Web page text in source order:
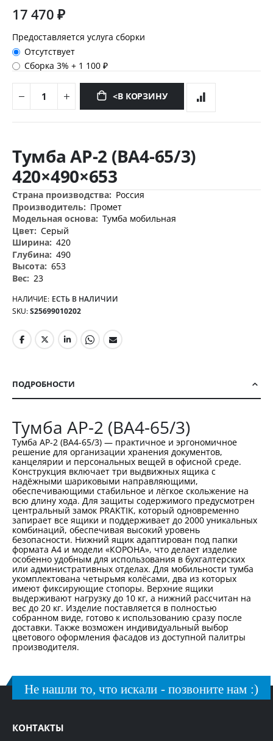
17 470 ₽
Предоставляется услуга сборки
Отсутствует
Сборка 3%+ 1 100 ₽
<В КОРЗИНУ
к
началу
галереи
изображений
Тумба AP-2 (BA4-65/3)
420×490×653
Дополнительная
информация
Россия
Промет
Тумба мобильная
Серый
420
490
653
23
НАЛИЧИЕ: ЕСТЬ В НАЛИЧИИ
SKU S25699010202
ПОДРОБНОСТИ
Тумба AP-2 (BA4-65/3)
Тумба AP-2 (BA4-65/3) — практичное и эргономичное
решение для организации хранения документов,
канцелярии и персональных вещей в офисной среде.
Конструкция включает три выдвижных ящика с
надёжными шариковыми направляющими,
обеспечивающими стабильное и лёгкое скольжение на
всю длину хода. Для защиты содержимого предусмотрен
центральный замок PRAKTIK, который одновременно
запирает все ящики и поддерживает до 2000 уникальных
комбинаций, обеспечивая высокий уровень
безопасности. Нижний ящик адаптирован под папки
формата A4 и модели «КОРОНА», что делает изделие
особенно удобным для использования в бухгалтерских
или административных отделах. Для мобильности тумба
укомплектована четырьмя колёсами, два из которых
имеют фиксирующие стопоры. Верхние ящики
выдерживают нагрузку до 10 кг, а нижний рассчитан на
вес до 20 кг. Изделие поставляется в полностью
собранном виде, готово к использованию сразу после
доставки. Также возможен индивидуальный выбор
цветового оформления фасадов из доступной палитры
производителя.
Не нашли то, что искали - позвоните нам :)
КОНТАКТЫ